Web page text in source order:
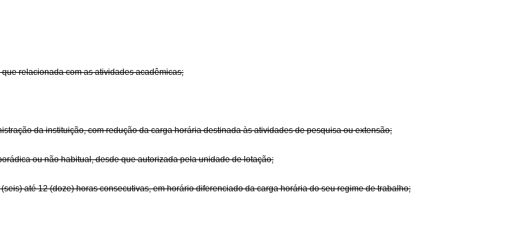
relacionada com as atividades acadêmicas;
da instituição, com redução da carga horária destinada às atividades de pesquisa ou extensão;
ou não habitual, desde que autorizada pela unidade de lotação;
até 12 (doze) horas consecutivas, em horário diferenciado da carga horária do seu regime de trabalho;